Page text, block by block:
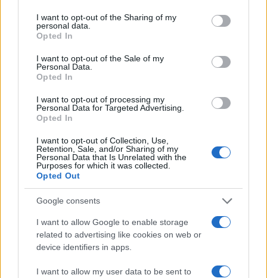
not limited to your visit or usage behaviour. You may click to
grant or deny consent to Google and its third-party tags to
use your data for below specified purposes in below Google
consent section.
I want to opt-out of the Sharing of my
personal data.
Opted In
I want to opt-out of the Sale of my
Personal Data.
Opted In
I want to opt-out of processing my
Personal Data for Targeted Advertising.
Opted In
I want to opt-out of Collection, Use,
Retention, Sale, and/or Sharing of my
Personal Data that Is Unrelated with the
Purposes for which it was collected.
Opted Out
Google consents
I want to allow Google to enable storage
related to advertising like cookies on web or
device identifiers in apps.
I want to allow my user data to be sent to
El Brent cae un 8.3% y arrastra a las materias primas
Lucía Herrera · 7 Ago 2026